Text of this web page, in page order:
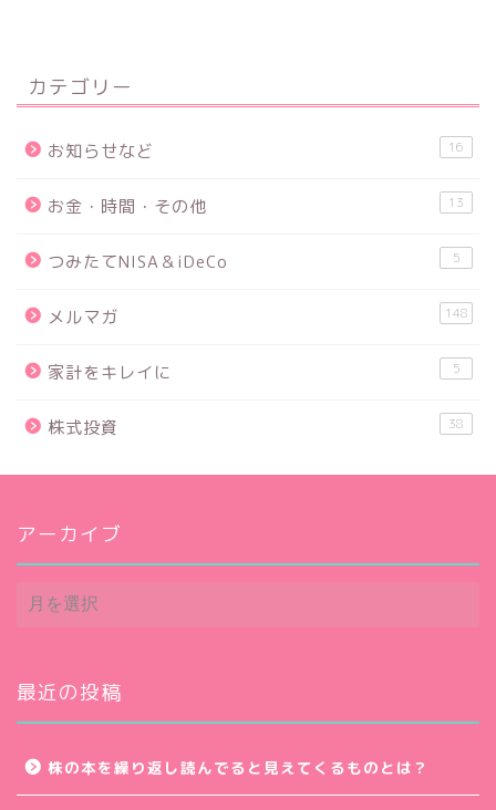
カテゴリー
お知らせなど 16
お金・時間・その他 13
つみたてNISA＆iDeCo 5
メルマガ 148
家計をキレイに 5
株式投資 38
アーカイブ
ア
ー
ブ
最近の投稿
株の本を繰り返し読んでると見えてくるものとは？